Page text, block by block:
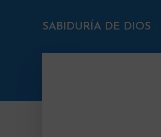
SABIDURÍA DE DIOS